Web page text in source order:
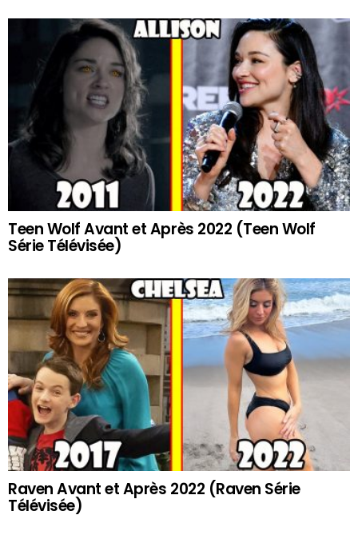
Teen Wolf Avant et Après 2022 (Teen Wolf
Série Télévisée)
Raven Avant et Après 2022 (Raven Série
Télévisée)